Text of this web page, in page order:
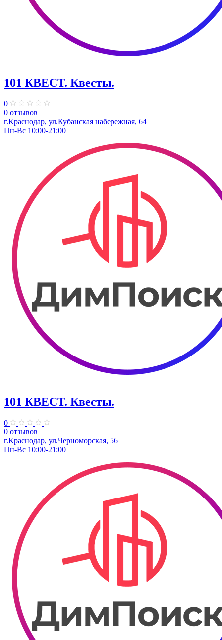
101 КВЕСТ. Квесты.
0
0 отзывов
г.Краснодар, ул.Кубанская набережная, 64
Пн-Вс 10:00-21:00
101 КВЕСТ. Квесты.
0
0 отзывов
г.Краснодар, ул.Черноморская, 56
Пн-Вс 10:00-21:00